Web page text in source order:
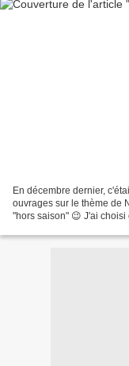
En décembre dernier,
ouvrages sur le thème de
"hors saison" 😉 J'ai